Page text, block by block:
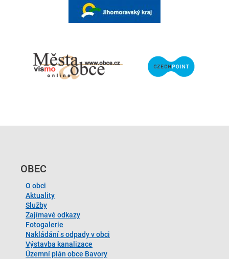
OBEC
O obci
Aktuality
Služby
Zajímavé odkazy
Fotogalerie
Nakládání s odpady v obci
Výstavba kanalizace
Územní plán obce Bavory